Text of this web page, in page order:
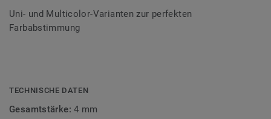
Uni- und Multicolor-Varianten zur perfekten
Farbabstimmung
TECHNISCHE DATEN
Gesamtstärke:4 mm